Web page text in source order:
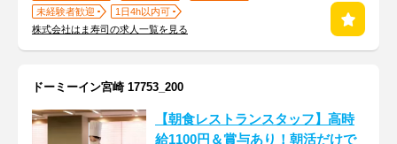
未経験者歓迎
1日4h以内可
株式会社はま寿司の求人一覧を見る
ドーミーイン宮崎 17753_200
【朝食レストランスタッフ】高時
給1100円＆賞与あり！朝活だけで